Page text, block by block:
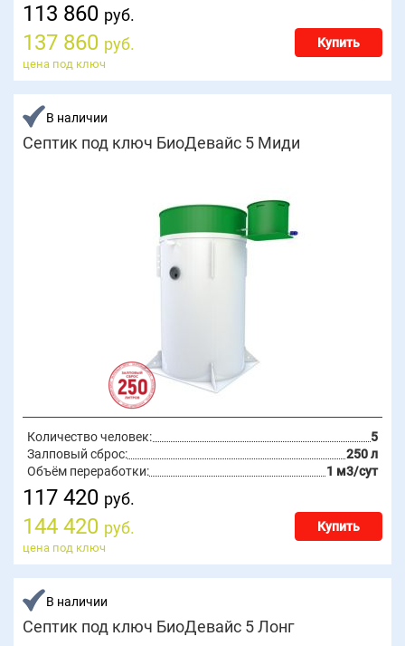
113 860 руб.
137 860 руб. Купить
цена под ключ
В наличии
Септик под ключ БиоДевайс 5 Миди
Количество человек:
5
Залповый сброс:
250 л
Объём переработки:
1 м3/сут
117 420 руб.
144 420 руб. Купить
цена под ключ
В наличии
Септик под ключ БиоДевайс 5 Лонг